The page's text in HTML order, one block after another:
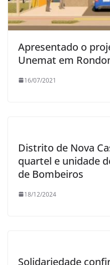
Apresentado o
Unemat em
16/07/2021
Distrito de Nova
quartel e unidade
de Bombeiros
18/12/2024
Solidariedade